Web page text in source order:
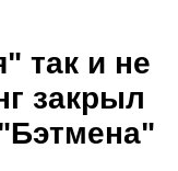
так и не
закрыл